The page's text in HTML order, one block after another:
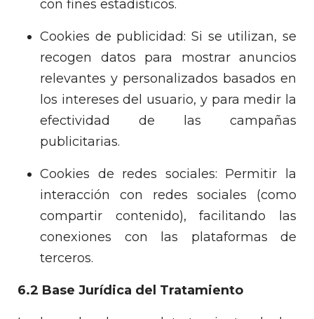
con fines estadísticos.
Cookies de publicidad: Si se utilizan, se
recogen datos para mostrar anuncios
relevantes y personalizados basados en
los intereses del usuario, y para medir la
efectividad de las campañas
publicitarias.
Cookies de redes sociales: Permitir la
interacción con redes sociales (como
compartir contenido), facilitando las
conexiones con las plataformas de
terceros.
6.2 Base Jurídica del Tratamiento